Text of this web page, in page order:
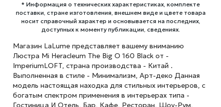
* Информация о технических характеристиках, комплекте
поставки, стране изготовления, внешнем виде и цвете товара
носит справочный характер и основывается на последних,
доступных к моменту публикации, сведениях.
Магазин LaLume представляет вашему вниманию
Люстра Mi Heracleum The Big O 160 Black от -
ImperiumLOFT, страна производства - Китай .
Выполненная в стиле - Минимализм, Арт-деко Данная
модель настоящая находка для стильных интерьеров, с
богатым спектром применения в интерьерах типа -
Гостиница И Отель, Бар, Кафе, Ресторан, Шоу-Рум,